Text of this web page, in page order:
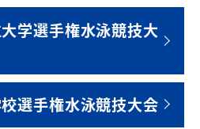
学選手権水泳競技大
選手権水泳競技大会